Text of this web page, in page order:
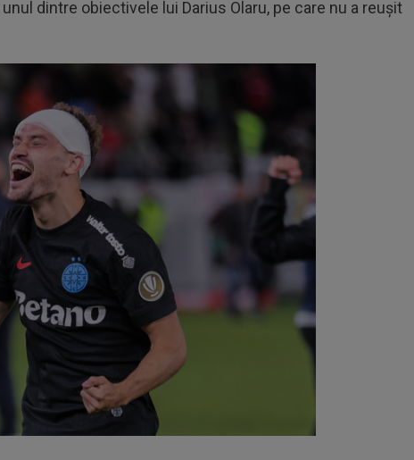
dintre obiectivele lui Darius Olaru, pe care nu a reușit